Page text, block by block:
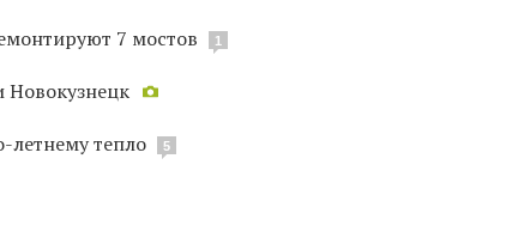
7 мостов 1
Новокузнецк
летнему тепло 5